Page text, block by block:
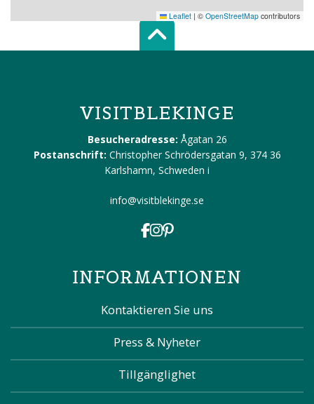
Leaflet | © OpenStreetMap contributors
Scroll top of
VISITBLEKINGE
Besucheradresse: Ågatan 26
Postanschrift: Christopher Schrödersgatan 9, 374 36
Karlshamn, Schweden i
info@visitblekinge.se
INFORMATIONEN
Kontaktieren Sie uns
Press & Nyheter
Tillgänglighet